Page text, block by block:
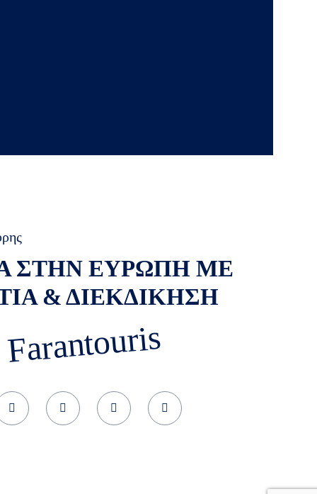
ΣΤΗΝ ΕΥΡΩΠΗ ΜΕ
& ΔΙΕΚΔΙΚΗΣΗ